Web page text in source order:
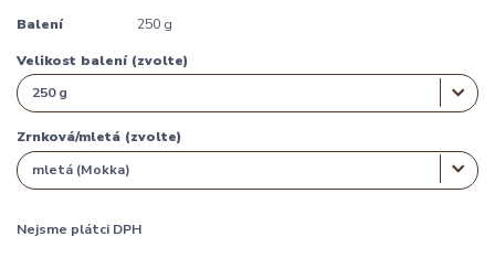
Balení 250 g
Velikost balení (zvolte)
Zrnková/mletá (zvolte)
Nejsme plátci DPH